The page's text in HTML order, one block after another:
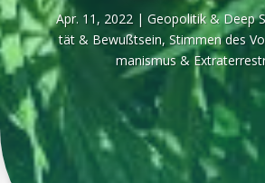
Apr. 11, 2022| Geo­po­li­tik & Deep
tät & Bewußt­sein, Stim­men des
ma­nis­mus &